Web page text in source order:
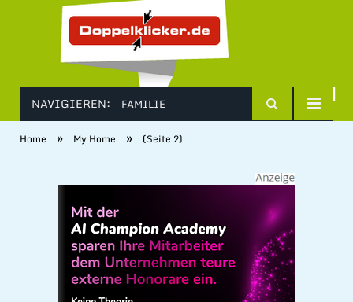
NAVIGIEREN: FAMILIE
Home » My Home » (Seite 2)